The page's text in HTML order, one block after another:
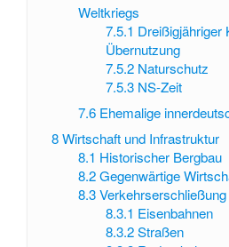
Weltkriegs
7.5.1 Dreißigjähriger
Übernutzung
7.5.2 Naturschutz
7.5.3 NS-Zeit
7.6 Ehemalige
8Wirtschaft und Infrastruktur
8.1 Historischer Bergbau
8.2 Gegenwärtige
8.3 Verkehrserschließung
8.3.1 Eisenbahnen
8.3.2 Straßen